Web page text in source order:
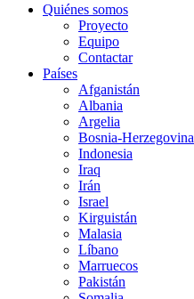
Quiénes somos
Proyecto
Equipo
Contactar
Países
Afganistán
Albania
Argelia
Bosnia-Herzegovina
Indonesia
Iraq
Irán
Israel
Kirguistán
Malasia
Líbano
Marruecos
Pakistán